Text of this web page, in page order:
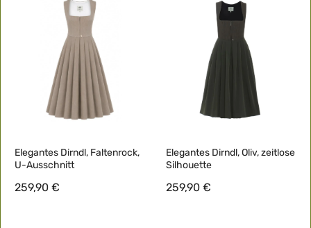
Elegantes Dirndl, Faltenrock,
U-Ausschnitt
259,90 €
Elegantes Dirndl, Oliv, zeitlose
Silhouette
259,90 €